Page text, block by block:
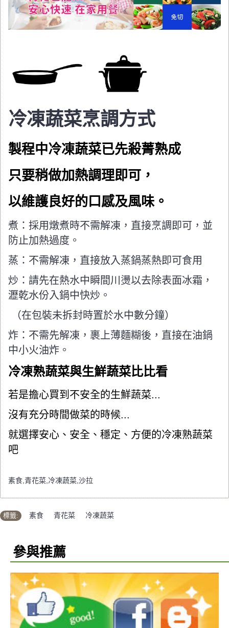
冷凍蔬菜烹調方式
製程中冷凍蔬菜已先殺菁熟成
只要稍做加熱調理即可，
以維護良好的口感及風味。
煮：採用燉煮時不需解凍，直接烹調即可，並
防止加熱過度。
蒸：不需解凍，直接放入蒸鍋蒸熱即可食用
炒：請先在熱水中瞬間川燙以去除表面冰霜，
瀝乾水份入鍋中快炒。
（在包裝未拆封時置於水中數分鐘）
炸：不需先解凍，裹上薄麵糊後，直接在油鍋
中小火油炸。
冷凍熟蔬菜與生鮮蔬菜比比看
若是擔心買到不安全的生鮮蔬菜...
沒有充分時間做菜的時候...
就選擇安心、安全、穩定、方便的冷凍熟蔬菜
吧
素食,青花菜,冷凍蔬菜,沙拉
標籤: 素食 青花菜 冷凍蔬菜
參與推薦